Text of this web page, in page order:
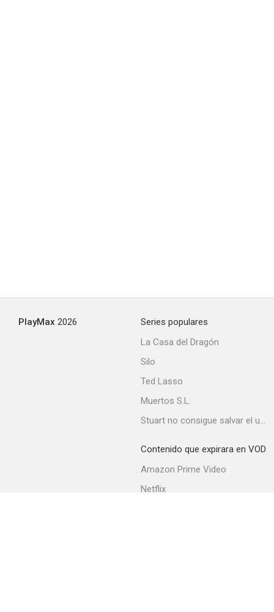
PlayMax 2026
Series populares
La Casa del Dragón
Silo
Ted Lasso
Muertos S.L.
Stuart no consigue salvar el universo
Contenido que expirara en VOD
Amazon Prime Video
Netflix